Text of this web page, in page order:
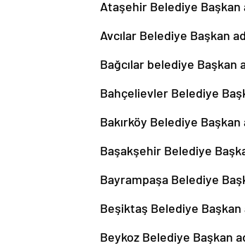
Ataşehir Belediye Başkan
Avcılar Belediye Başkan
Bağcılar belediye Başkan
Bahçelievler Belediye
Bakırköy Belediye Başkan
Başakşehir Belediye
Bayrampaşa Belediye
Beşiktaş Belediye Başkan
Beykoz Belediye Başkan